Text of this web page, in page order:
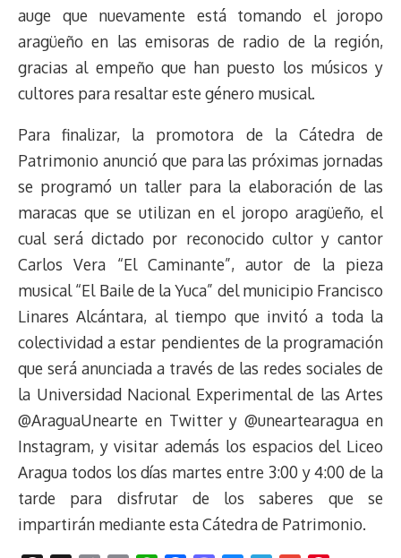
auge que nuevamente está tomando el joropo
aragüeño en las emisoras de radio de la región,
gracias al empeño que han puesto los músicos y
cultores para resaltar este género musical.
Para finalizar, la promotora de la Cátedra de
Patrimonio anunció que para las próximas jornadas
se programó un taller para la elaboración de las
maracas que se utilizan en el joropo aragüeño, el
cual será dictado por reconocido cultor y cantor
Carlos Vera “El Caminante”, autor de la pieza
musical “El Baile de la Yuca” del municipio Francisco
Linares Alcántara, al tiempo que invitó a toda la
colectividad a estar pendientes de la programación
que será anunciada a través de las redes sociales de
la Universidad Nacional Experimental de las Artes
@AraguaUnearte en Twitter y @uneartearagua en
Instagram, y visitar además los espacios del Liceo
Aragua todos los días martes entre 3:00 y 4:00 de la
tarde para disfrutar de los saberes que se
impartirán mediante esta Cátedra de Patrimonio.